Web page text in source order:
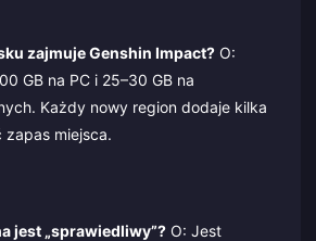
zajmuje Genshin Impact? O:
GB na PC i 25–30 GB na
Każdy nowy region dodaje kilka
zapas miejsca.
jest „sprawiedliwy”? O: Jest